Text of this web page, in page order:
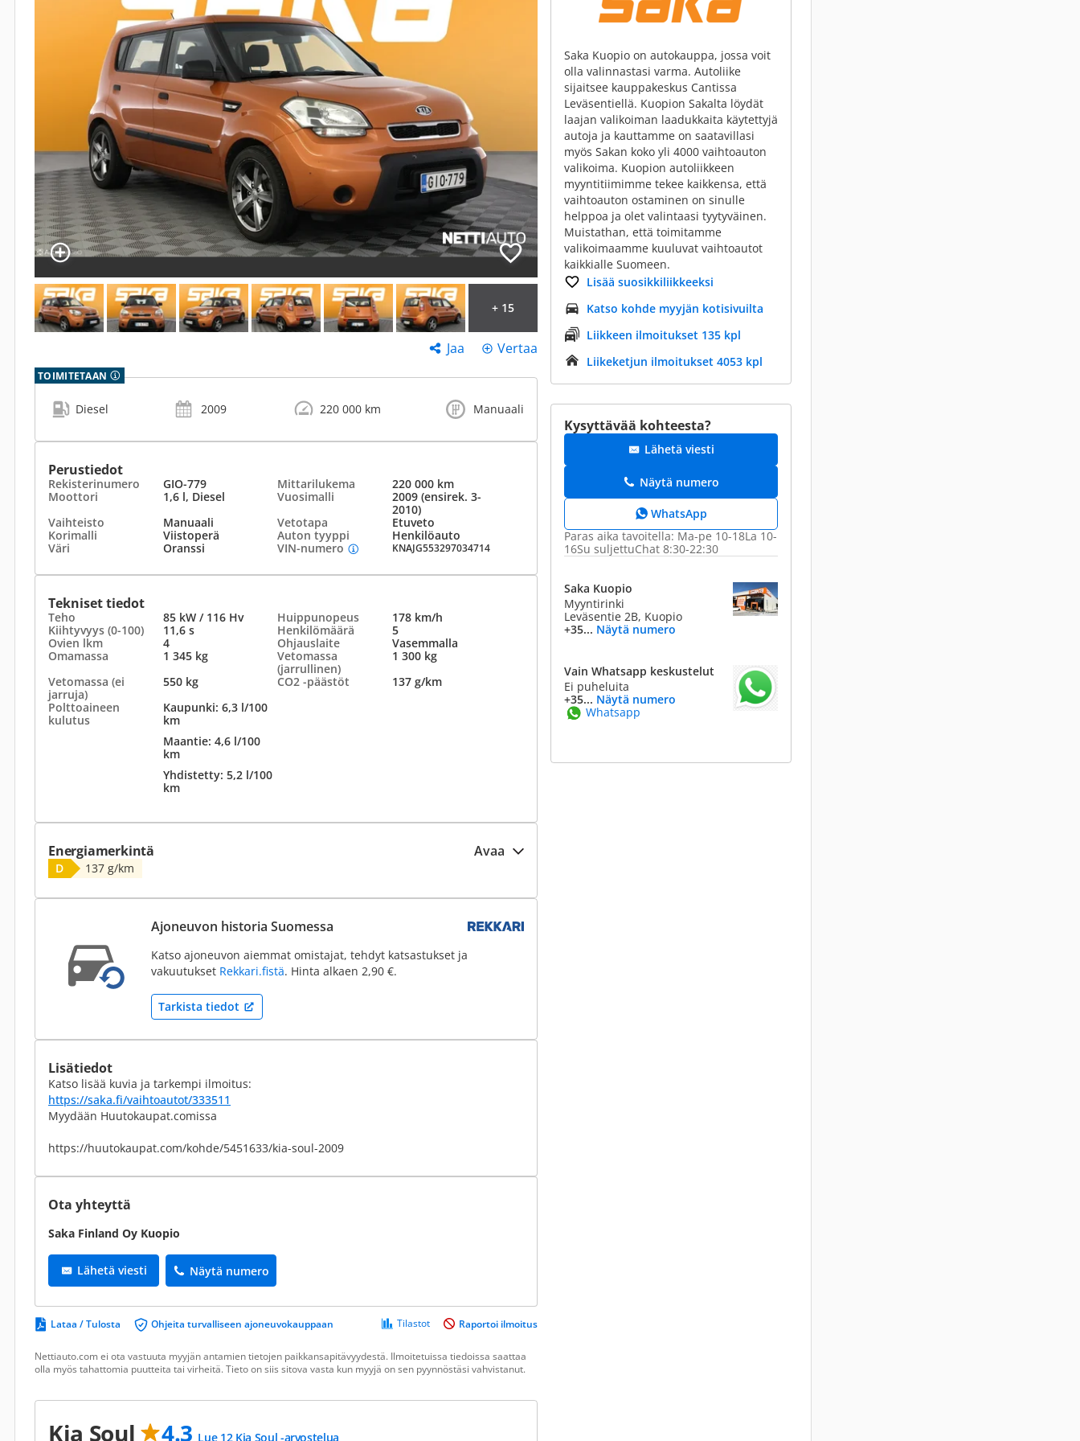
+ 15
Jaa Vertaa
TOIMITETAAN
Diesel 2009 220 000 km Manuaali
Perustiedot
Rekisterinumero GIO-779 Mittarilukema
220 000 km
Moottori
1,6 l, Diesel Vuosimalli
2009 (ensirek. 3-
2010)
Vaihteisto
Manuaali Vetotapa
Etuveto
Korimalli
Viistoperä Auton tyyppi
Henkilöauto
Väri
Oranssi VIN-numero KNAJG553297034714
Tekniset tiedot
Teho 85 kW / 116 Hv Huippunopeus
178 km/h
Kiihtyvyys (0-100)
11,6 s Henkilömäärä
5
Ovien lkm
4 Ohjauslaite
Vasemmalla
Omamassa
1 345 kg
Vetomassa
(jarrullinen)
1 300 kg
Vetomassa (ei
jarruja)
550 kg CO2 -päästöt
137 g/km
Polttoaineen
kulutus
Kaupunki: 6,3 l/100
km
Maantie: 4,6 l/100
km
Yhdistetty: 5,2 l/100
km
Energiamerkintä Avaa
D 137 g/km
Ajoneuvon historia Suomessa
Katso ajoneuvon aiemmat omistajat, tehdyt katsastukset ja
vakuutukset Rekkari.fistä. Hinta alkaen 2,90 €.
Tarkista tiedot
Lisätiedot
Katso lisää kuvia ja tarkempi ilmoitus:
https://saka.fi/vaihtoautot/333511
Myydään Huutokaupat.comissa
https://huutokaupat.com/kohde/5451633/kia-soul-2009
Ota yhteyttä
Saka Finland Oy Kuopio
Lähetä viesti Näytä numero
Lataa / Tulosta Ohjeita turvalliseen ajoneuvokauppaan Tilastot Raportoi ilmoitus
Nettiauto.com ei ota vastuuta myyjän antamien tietojen paikkansapitävyydestä. Ilmoitetuissa tiedoissa saattaa
olla myös tahattomia puutteita tai virheitä. Tieto on siis sitova vasta kun myyjä on sen pyynnöstäsi vahvistanut.
Kia Soul 4.3 Lue 12 Kia Soul -arvostelua
Saka Kuopio on autokauppa, jossa voit
olla valinnastasi varma. Autoliike
sijaitsee kauppakeskus Cantissa
Leväsentiellä. Kuopion Sakalta löydät
laajan valikoiman laadukkaita käytettyjä
autoja ja kauttamme on saatavillasi
myös Sakan koko yli 4000 vaihtoauton
valikoima. Kuopion autoliikkeen
myyntitiimimme tekee kaikkensa, että
vaihtoauton ostaminen on sinulle
helppoa ja olet valintaasi tyytyväinen.
Muistathan, että toimitamme
valikoimaamme kuuluvat vaihtoautot
kaikkialle Suomeen.
Lisää suosikkiliikkeeksi
Katso kohde myyjän kotisivuilta
Liikkeen ilmoitukset 135 kpl
Liikeketjun ilmoitukset 4053 kpl
Kysyttävää kohteesta?
Lähetä viesti
Näytä numero
WhatsApp
Paras aika tavoitella: Ma-pe 10-18La 10-
16Su suljettuChat 8:30-22:30
Saka Kuopio
Myyntirinki
Leväsentie 2B, Kuopio
+35... Näytä numero
Vain Whatsapp keskustelut
Ei puheluita
+35... Näytä numero
Whatsapp